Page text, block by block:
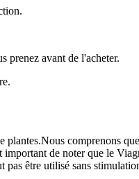
prenez avant de l'acheter.
plantes.Nous comprenons
de noter que le
pas être utilisé sans